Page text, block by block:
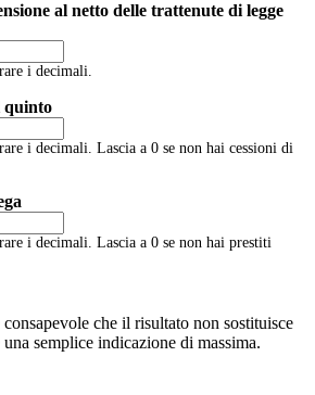
al netto delle trattenute di legge
i decimali.
quinto
i decimali. Lascia a 0 se non hai cessioni di
i decimali. Lascia a 0 se non hai prestiti
che il risultato non sostituisce
semplice indicazione di massima.